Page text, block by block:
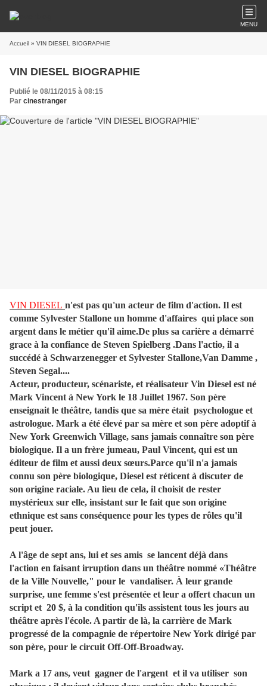
MENU
Accueil » VIN DIESEL BIOGRAPHIE
VIN DIESEL BIOGRAPHIE
Publié le 08/11/2015 à 08:15
Par cinestranger
VIN DIESEL n'est pas qu'un acteur de film d'action. Il est
comme Sylvester Stallone un homme d'affaires qui place son
argent dans le métier qu'il aime.De plus sa carière a démarré
grace à la confiance de Steven Spielberg .Dans l'actio, il a
succédé à Schwarzenegger et Sylvester Stallone,Van Damme ,
Steven Segal....
Acteur, producteur, scénariste, et réalisateur Vin Diesel est né
Mark Vincent à New York le 18 Juillet 1967. Son père
enseignait le théâtre, tandis que sa mère était psychologue et
astrologue. Mark a été élevé par sa mère et son père adoptif à
New York Greenwich Village, sans jamais connaître son père
biologique. Il a un frère jumeau, Paul Vincent, qui est un
éditeur de film et aussi deux sœurs.Parce qu'il n'a jamais
connu son père biologique, Diesel est réticent à discuter de
son origine raciale. Au lieu de cela, il choisit de rester
mystérieux sur elle, insistant sur le fait que son origine
ethnique est sans conséquence pour les types de rôles qu'il
peut jouer.
A l'âge de sept ans, lui et ses amis se lancent déjà dans
l'action en faisant irruption dans un théâtre nommé «Théâtre
de la Ville Nouvelle," pour le vandaliser. À leur grande
surprise, une femme s'est présentée et leur a offert chacun un
script et 20 $, à la condition qu'ils assistent tous les jours au
théâtre après l'école. A partir de là, la carrière de Mark
progressé de la compagnie de répertoire New York dirigé par
son père, pour le circuit Off-Off-Broadway.
Mark a 17 ans, veut gagner de l'argent et il va utiliser son